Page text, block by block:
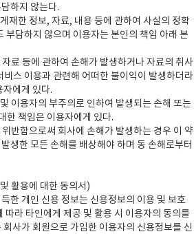
하지 않는다.
재한 정보, 자료, 내용 등에 관하여 사실의 정확
부담하지 않으며 이용자는 본인의 책임 아래 본
료 등에 관하여 손해가 발생하거나 자료의 취사
비스 이용과 관련해 어떠한 불이익이 발생하더라
자에게 있다.
이용자의 부주의로 인하여 발생되는 손해 또는
한 책임은 이용자에게 있다.
반함으로써 회사에 손해가 발생하는 경우 이 약
생한 모든 손해를 배상해야 하며 동 손해로부터
활용에 대한 동의서)
한 개인 신용 정보는 신용정보의 이용 및 보호
따라 타인에게 제공 및 활용 시 이용자의 동의를
사가 회원으로 가입한 이용자의 신용정보를 신